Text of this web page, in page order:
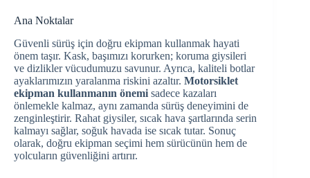
Ana Noktalar
Güvenli sürüş için doğru ekipman kullanmak hayati
önem taşır. Kask, başımızı korurken; koruma giysileri
ve dizlikler vücudumuzu savunur. Ayrıca, kaliteli botlar
ayaklarımızın yaralanma riskini azaltır. Motorsiklet
ekipman kullanmanın önemi sadece kazaları
önlemekle kalmaz, aynı zamanda sürüş deneyimini de
zenginleştirir. Rahat giysiler, sıcak hava şartlarında serin
kalmayı sağlar, soğuk havada ise sıcak tutar. Sonuç
olarak, doğru ekipman seçimi hem sürücünün hem de
yolcuların güvenliğini artırır.